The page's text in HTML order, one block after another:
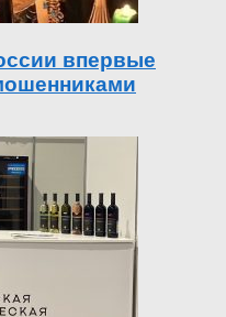
впервые